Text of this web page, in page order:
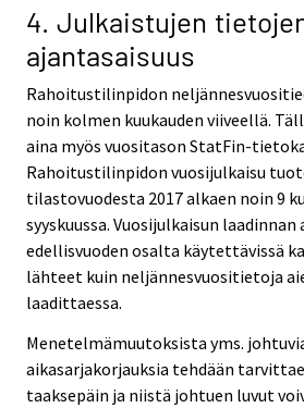
4. Julkaistujen
ajantasaisuus
Rahoitustilinpidon
noin kolmen kuukauden viiveellä.
aina myös vuositason StatFin-
Rahoitustilinpidon vuosijulkaisu
tilastovuodesta 2017 alkaen noin 9
syyskuussa. Vuosijulkaisun laadinnan
edellisvuoden osalta käytettävissä
lähteet kuin neljännesvuositietoja
laadittaessa.
Menetelmämuutoksista yms.
aikasarjakorjauksia tehdään
taaksepäin ja niistä johtuen luvut